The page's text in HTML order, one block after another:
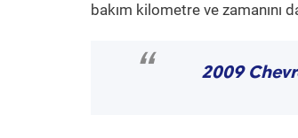
bakım kilometre ve zamanını
“ 2009